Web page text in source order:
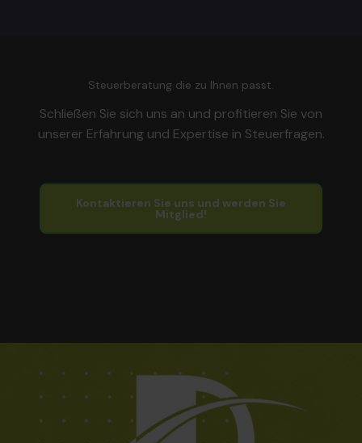
Steuerberatung die zu Ihnen passt.
Schließen Sie sich uns an und profitieren Sie von
unserer Erfahrung und Expertise in Steuerfragen.
Kontaktieren Sie uns und werden Sie
Mitglied!